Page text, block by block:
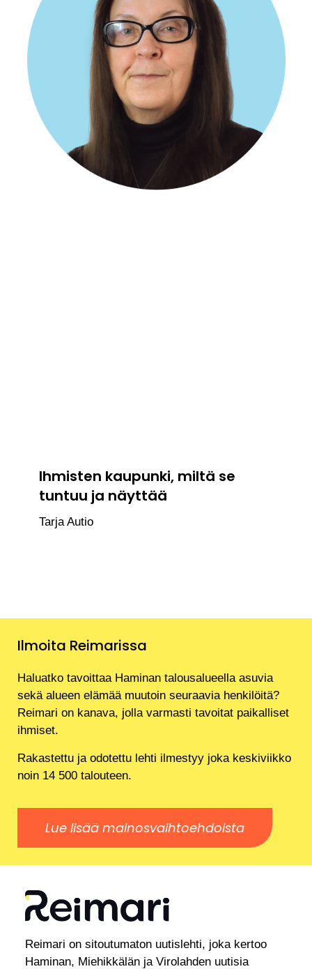
Ihmisten kaupunki, miltä se
tuntuu ja näyttää
Tarja Autio
Ilmoita Reimarissa
Haluatko tavoittaa Haminan talousalueella asuvia
sekä alueen elämää muutoin seuraavia henkilöitä?
Reimari on kanava, jolla varmasti tavoitat paikalliset
ihmiset.
Rakastettu ja odotettu lehti ilmestyy joka keskiviikko
noin 14 500 talouteen.
Lue lisää mainosvaihtoehdoista
Reimari on sitoutumaton uutislehti, joka kertoo
Haminan, Miehikkälän ja Virolahden uutisia